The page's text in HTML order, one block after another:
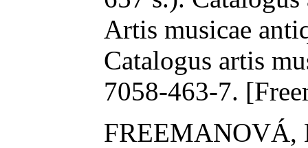
Artis musicae
Catalogus artis
7058-463-7.
FREEMANOVÁ,